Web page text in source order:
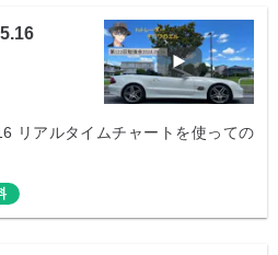
リアルタイムチャートを使っての